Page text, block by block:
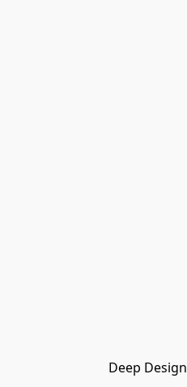
Deep Design